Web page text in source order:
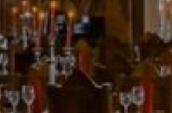
Bazén a vírivka
Sauny a relaxačná zóna
Procedúry